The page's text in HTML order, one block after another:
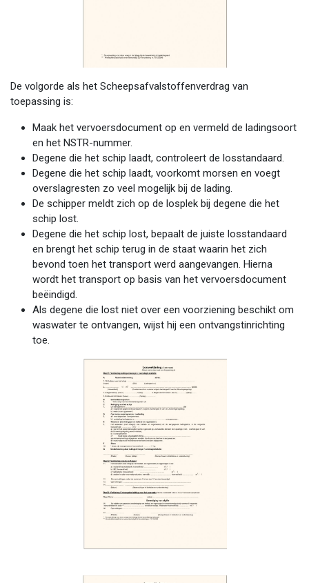
De volgorde als het Scheepsafvalstoffenverdrag van
toepassing is:
Maak het vervoersdocument op en vermeld de ladingsoort
en het NSTR-nummer.
Degene die het schip laadt, controleert de losstandaard.
Degene die het schip laadt, voorkomt morsen en voegt
overslagresten zo veel mogelijk bij de lading.
De schipper meldt zich op de losplek bij degene die het
schip lost.
Degene die het schip lost, bepaalt de juiste losstandaard
en brengt het schip terug in de staat waarin het zich
bevond toen het transport werd aangevangen. Hierna
wordt het transport op basis van het vervoersdocument
beëindigd.
Als degene die lost niet over een voorziening beschikt om
waswater te ontvangen, wijst hij een ontvangstinrichting
toe.